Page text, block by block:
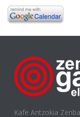
Kafe Antzokia